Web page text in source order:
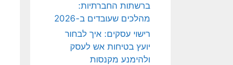
ברשתות החברתיות:
מהלכים שעובדים ב-2026
רישוי עסקים: איך לבחור
יועץ בטיחות אש לעסק
ולהימנע מקנסות